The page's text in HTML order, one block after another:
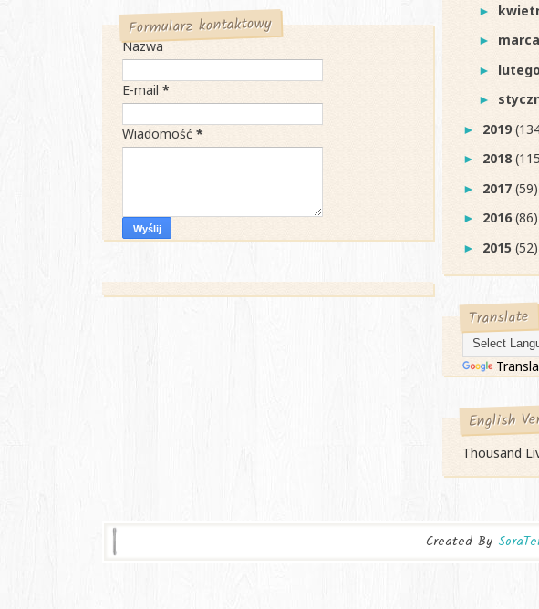
Formularz kontaktowy
Nazwa
E-mail*
Wiadomość*
►
►
►
►
► 2019
► 2018
► 2017(59)
► 2016(86)
► 2015(52)
Translate
English
Thousand
Created By